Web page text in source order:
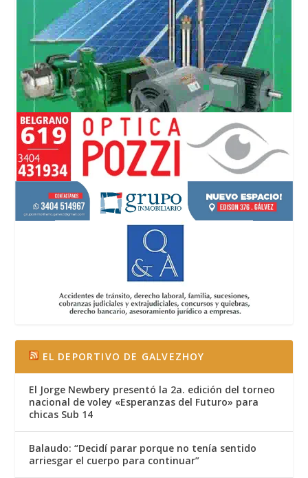
EL DEPORTIVO DE GALVEZHOY
El Jorge Newbery presentó la 2a. edición del torneo
nacional de voley «Esperanzas del Futuro» para
chicas Sub 14
Balaudo: “Decidí parar porque no tenía sentido
arriesgar el cuerpo para continuar”